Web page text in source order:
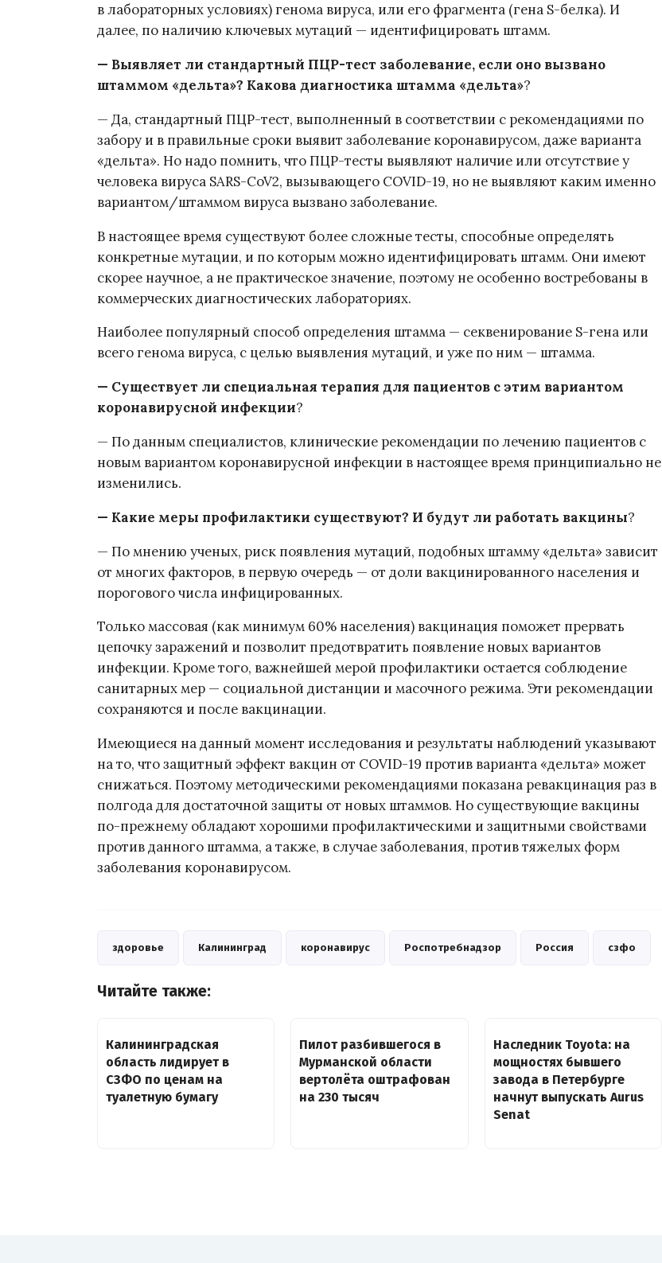
в лабораторных условиях) генома вируса, или его фрагмента (гена S-белка). И
далее, по наличию ключевых мутаций — идентифицировать штамм.
— Выявляет ли стандартный ПЦР-тест заболевание, если оно вызвано
штаммом «дельта»? Какова диагностика штамма «дельта»?
— Да, стандартный ПЦР-тест, выполненный в соответствии с рекомендациями по
забору и в правильные сроки выявит заболевание коронавирусом, даже варианта
«дельта». Но надо помнить, что ПЦР-тесты выявляют наличие или отсутствие у
человека вируса SARS-CoV2, вызывающего COVID-19, но не выявляют каким именно
вариантом/штаммом вируса вызвано заболевание.
В настоящее время существуют более сложные тесты, способные определять
конкретные мутации, и по которым можно идентифицировать штамм. Они имеют
скорее научное, а не практическое значение, поэтому не особенно востребованы в
коммерческих диагностических лабораториях.
Наиболее популярный способ определения штамма — секвенирование S-гена или
всего генома вируса, с целью выявления мутаций, и уже по ним — штамма.
— Существует ли специальная терапия для пациентов с этим вариантом
коронавирусной инфекции?
— По данным специалистов, клинические рекомендации по лечению пациентов с
новым вариантом коронавирусной инфекции в настоящее время принципиально не
изменились.
— Какие меры профилактики существуют? И будут ли работать вакцины?
— По мнению ученых, риск появления мутаций, подобных штамму «дельта» зависит
от многих факторов, в первую очередь — от доли вакцинированного населения и
порогового числа инфицированных.
Только массовая (как минимум 60% населения) вакцинация поможет прервать
цепочку заражений и позволит предотвратить появление новых вариантов
инфекции. Кроме того, важнейшей мерой профилактики остается соблюдение
санитарных мер — социальной дистанции и масочного режима. Эти рекомендации
сохраняются и после вакцинации.
Имеющиеся на данный момент исследования и результаты наблюдений указывают
на то, что защитный эффект вакцин от COVID-19 против варианта «дельта» может
снижаться. Поэтому методическими рекомендациями показана ревакцинация раз в
полгода для достаточной защиты от новых штаммов. Но существующие вакцины
по-прежнему обладают хорошими профилактическими и защитными свойствами
против данного штамма, а также, в случае заболевания, против тяжелых форм
заболевания коронавирусом.
здоровье Калининград коронавирус Роспотребнадзор Россия сзфо
Читайте также:
Калининградская
область лидирует в
СЗФО по ценам на
туалетную бумагу
Пилот разбившегося в
Мурманской области
вертолёта оштрафован
на 230 тысяч
Наследник Toyota: на
мощностях бывшего
завода в Петербурге
начнут выпускать Aurus
Senat